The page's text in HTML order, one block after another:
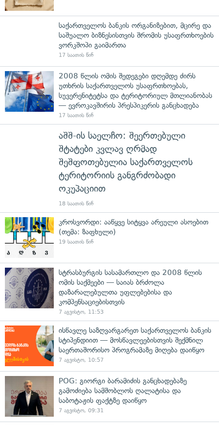
საქართველოს ბანკის ორგანიზებით, მცირე და
საშუალო ბიზნესისთვის შრომის უსაფრთხოების
ვორკშოპი გაიმართა
17 საათის წინ
2008 წლის ომის შედეგები დღემდე ძირს
უთხრის საქართველოს უსაფრთხოებას,
სუვერენიტეტსა და ტერიტორიულ მთლიანობას
— ევროკავშირის პრესპიკერის განცხადება
17 საათის წინ
აშშ-ის საელჩო: შეერთებული
შტატები კვლავ ღრმად
შეშფოთებულია საქართველოს
ტერიტორიის განგრძობადი
ოკუპაციით
18 საათის წინ
კროსვორდი: ააწყვე სიტყვა არეული ასოებით
(თემა: ზაფხული)
19 საათის წინ
სტრასბურგის სასამართლო და 2008 წლის
ომის საქმეები — საიას ბრძოლა
დაზარალებულთა უფლებებისა და
კომპენსაციებისთვის
7 აგვისტო, 11:53
ისწავლე საზღვარგარეთ საქართველოს ბანკის
სტიპენდიით — მოსწავლეებისთვის შექმნილ
საერთაშორისო პროგრამაზე მიღება დაიწყო
7 აგვისტო, 10:57
POG: გიორგი ბარამიძის განცხადებაზე
გამოძიება სამშობლოს ღალატისა და
საბოტაჟის ფაქტზე დაიწყო
7 აგვისტო, 09:31